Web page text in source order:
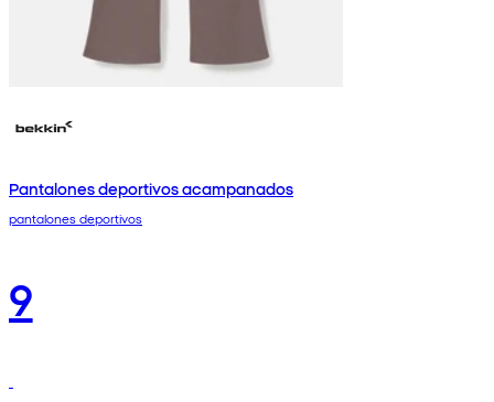
Pantalones deportivos acampanados
pantalones deportivos
9